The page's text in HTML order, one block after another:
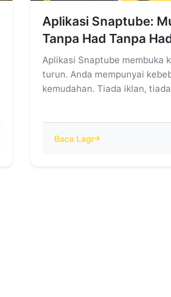
Aplikasi Snaptube:
Tanpa Had Tanpa
Aplikasi Snaptube membuka
turun. Anda mempunyai
kemudahan. Tiada iklan,
Baca Lagi